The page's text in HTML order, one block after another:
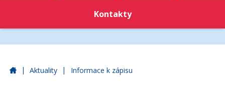
Kontakty
Základní škola a mateřská škola Tasov
| Aktuality | Informace k zápisu